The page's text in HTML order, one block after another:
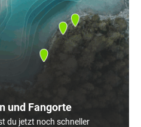
und Fangorte
du jetzt noch schneller